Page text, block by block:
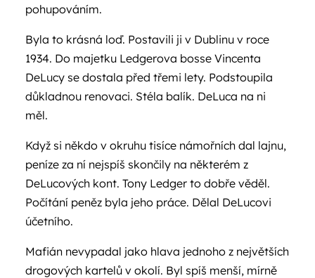
pohupováním.
Byla to krásná loď. Postavili ji v Dublinu v roce
1934. Do majetku Ledgerova bosse Vincenta
DeLucy se dostala před třemi lety. Podstoupila
důkladnou renovaci. Stéla balík. DeLuca na ni
měl.
Když si někdo v okruhu tisíce námořních dal lajnu,
peníze za ní nejspíš skončily na některém z
DeLucových kont. Tony Ledger to dobře věděl.
Počítání peněz byla jeho práce. Dělal DeLucovi
účetního.
Mafián nevypadal jako hlava jednoho z největších
drogových kartelů v okolí. Byl spíš menší, mírně